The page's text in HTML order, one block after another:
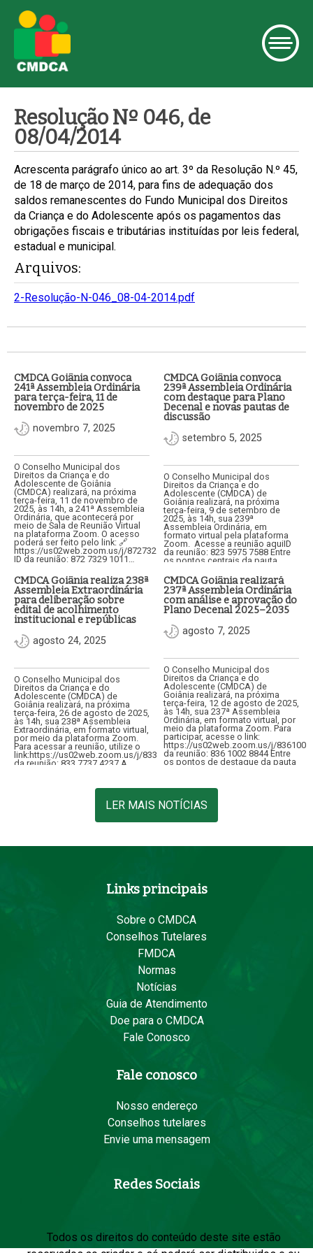
Resolução Nº 046, de
08/04/2014
Acrescenta parágrafo único ao art. 3º da Resolução N.º 45,
de 18 de março de 2014, para fins de adequação dos
saldos remanescentes do Fundo Municipal dos Direitos
da Criança e do Adolescente após os pagamentos das
obrigações fiscais e tributárias instituídas por leis federal,
estadual e municipal.
Arquivos:
2-Resolução-N-046_08-04-2014.pdf
CMDCA Goiânia convoca
241ª Assembleia Ordinária
para terça-feira, 11 de
novembro de 2025
novembro 7, 2025
O Conselho Municipal dos
Direitos da Criança e do
Adolescente de Goiânia
(CMDCA) realizará, na próxima
terça-feira, 11 de novembro de
2025, às 14h, a 241ª Assembleia
Ordinária, que acontecerá por
meio de Sala de Reunião Virtual
na plataforma Zoom. O acesso
poderá ser feito pelo link: 🔗
https://us02web.zoom.us/j/87273291011🆔
ID da reunião: 872 7329 1011…
CMDCA Goiânia convoca
239ª Assembleia Ordinária
com destaque para Plano
Decenal e novas pautas de
discussão
setembro 5, 2025
O Conselho Municipal dos
Direitos da Criança e do
Adolescente (CMDCA) de
Goiânia realizará, na próxima
terça-feira, 9 de setembro de
2025, às 14h, sua 239ª
Assembleia Ordinária, em
formato virtual pela plataforma
Zoom. Acesse a reunião aquiID
da reunião: 823 5975 7588 Entre
os pontos centrais da pauta
CMDCA Goiânia realiza 238ª
Assembleia Extraordinária
para deliberação sobre
edital de acolhimento
institucional e repúblicas
agosto 24, 2025
O Conselho Municipal dos
Direitos da Criança e do
Adolescente (CMDCA) de
Goiânia realizará, na próxima
terça-feira, 26 de agosto de 2025,
às 14h, sua 238ª Assembleia
Extraordinária, em formato virtual,
por meio da plataforma Zoom.
Para acessar a reunião, utilize o
link:https://us02web.zoom.us/j/83377374237ID
da reunião: 833 7737 4237 A
CMDCA Goiânia realizará
237ª Assembleia Ordinária
com análise e aprovação do
Plano Decenal 2025–2035
agosto 7, 2025
O Conselho Municipal dos
Direitos da Criança e do
Adolescente (CMDCA) de
Goiânia realizará, na próxima
terça-feira, 12 de agosto de 2025,
às 14h, sua 237ª Assembleia
Ordinária, em formato virtual, por
meio da plataforma Zoom. Para
participar, acesse o link:
https://us02web.zoom.us/j/
da reunião: 836 1002 8844 Entre
os pontos de destaque da pauta
LER MAIS NOTÍCIAS
Links principais
Sobre o CMDCA
Conselhos Tutelares
FMDCA
Normas
Notícias
Guia de Atendimento
Doe para o CMDCA
Fale Conosco
Fale conosco
Nosso endereço
Conselhos tutelares
Envie uma mensagem
Redes Sociais
Todos os direitos do conteúdo deste site estão